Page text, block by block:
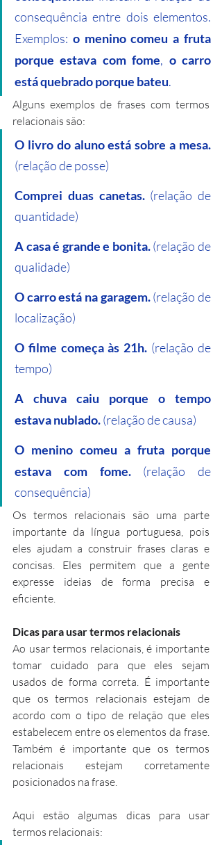
consequência entre dois elementos.
Exemplos: o menino comeu a fruta
porque estava com fome, o carro
está quebrado porque bateu.
Alguns exemplos de frases com termos
relacionais são:
O livro do aluno está sobre a mesa.
(relação de posse)
Comprei duas canetas. (relação de
quantidade)
A casa é grande e bonita. (relação de
qualidade)
O carro está na garagem. (relação de
localização)
O filme começa às 21h. (relação de
tempo)
A chuva caiu porque o tempo
estava nublado. (relação de causa)
O menino comeu a fruta porque
estava com fome. (relação de
consequência)
Os termos relacionais são uma parte
importante da língua portuguesa, pois
eles ajudam a construir frases claras e
concisas. Eles permitem que a gente
expresse ideias de forma precisa e
eficiente.
Dicas para usar termos relacionais
Ao usar termos relacionais, é importante
tomar cuidado para que eles sejam
usados de forma correta. É importante
que os termos relacionais estejam de
acordo com o tipo de relação que eles
estabelecem entre os elementos da frase.
Também é importante que os termos
relacionais estejam corretamente
posicionados na frase.
Aqui estão algumas dicas para usar
termos relacionais: